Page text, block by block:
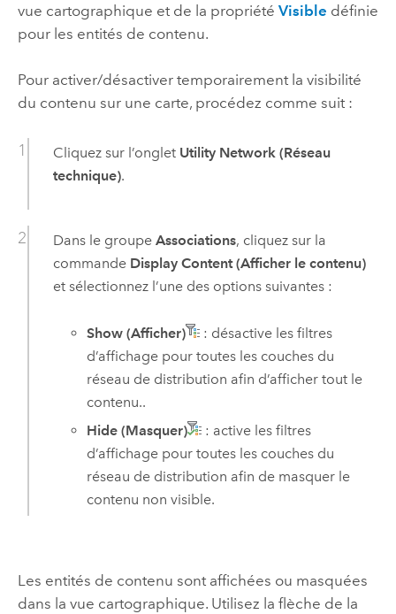
vue cartographique et de la propriété Visible définie
pour les entités de contenu.
Pour activer/désactiver temporairement la visibilité
du contenu sur une carte, procédez comme suit :
Cliquez sur l’onglet Utility Network (Réseau
technique).
Dans le groupe Associations, cliquez sur la
commande Display Content (Afficher le contenu)
et sélectionnez l’une des options suivantes :
Show (Afficher)
: désactive les filtres
d’affichage pour toutes les couches du
réseau de distribution afin d’afficher tout le
contenu..
Hide (Masquer)
: active les filtres
d’affichage pour toutes les couches du
réseau de distribution afin de masquer le
contenu non visible.
Les entités de contenu sont affichées ou masquées
dans la vue cartographique. Utilisez la flèche de la